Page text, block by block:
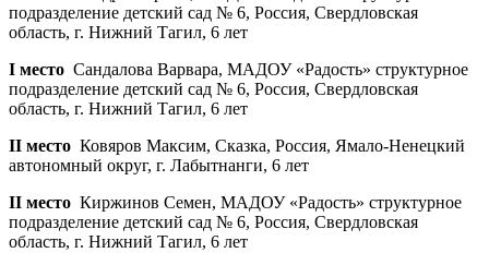
подразделение детский сад № 6, Россия, Свердловская
область, г. Нижний Тагил, 6 лет
I место Сандалова Варвара, МАДОУ «Радость» структурное
подразделение детский сад № 6, Россия, Свердловская
область, г. Нижний Тагил, 6 лет
II место Ковяров Максим, Сказка, Россия, Ямало-Ненецкий
автономный округ, г. Лабытнанги, 6 лет
II место Киржинов Семен, МАДОУ «Радость» структурное
подразделение детский сад № 6, Россия, Свердловская
область, г. Нижний Тагил, 6 лет